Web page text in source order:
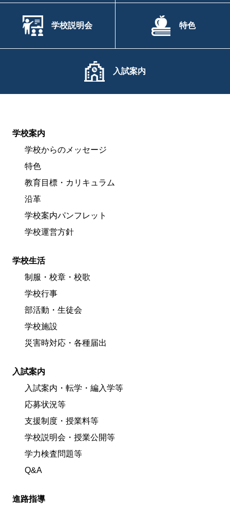
学校説明会 特色
入試案内
学校案内
学校からのメッセージ
特色
教育目標・カリキュラム
沿革
学校案内パンフレット
学校運営方針
学校生活
制服・校章・校歌
学校行事
部活動・生徒会
学校施設
災害時対応・各種届出
入試案内
入試案内・転学・編入学等
応募状況等
支援制度・授業料等
学校説明会・授業公開等
学力検査問題等
Q&A
進路指導